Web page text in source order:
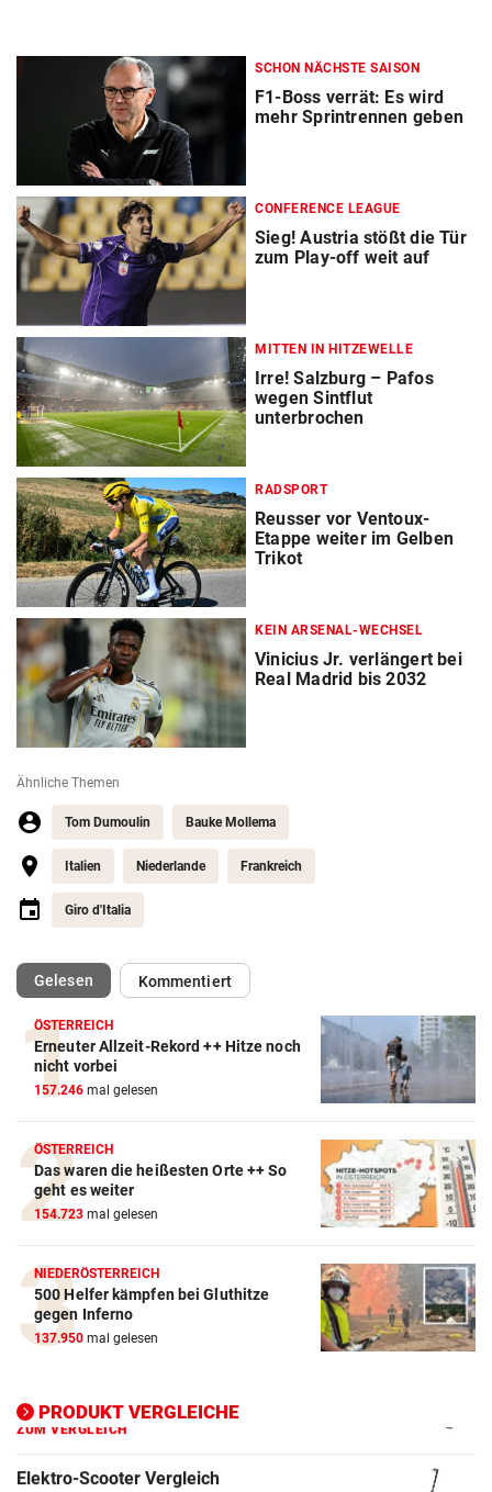
SCHON NÄCHSTE SAISON
F1-Boss verrät: Es wird
mehr Sprintrennen geben
CONFERENCE LEAGUE
Sieg! Austria stößt die Tür
zum Play-off weit auf
MITTEN IN HITZEWELLE
Irre! Salzburg – Pafos
wegen Sintflut
unterbrochen
RADSPORT
Reusser vor Ventoux-
Etappe weiter im Gelben
Trikot
KEIN ARSENAL-WECHSEL
Vinicius Jr. verlängert bei
Real Madrid bis 2032
Ähnliche Themen
Tom Dumoulin Bauke Mollema
Italien Niederlande Frankreich
Giro d'Italia
Gelesen(ausgewählt)Kommentiert
ÖSTERREICH
Erneuter Allzeit-Rekord ++ Hitze noch
nicht vorbei
157.246 mal gelesen
ÖSTERREICH
Das waren die heißesten Orte ++ So
geht es weiter
154.723 mal gelesen
NIEDERÖSTERREICH
500 Helfer kämpfen bei Gluthitze
gegen Inferno
137.950 mal gelesen
PRODUKT VERGLEICHE
Action-Cam Vergleich
ZUM VERGLEICH
Crosstrainer Vergleich
ZUM VERGLEICH
E-Bike Vergleich
ZUM VERGLEICH
Elektro-Scooter Vergleich
ZUM VERGLEICH
ZUM VERGLEICH
ZUM VERGLEICH